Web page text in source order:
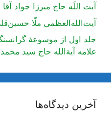
آیت اللَه حاج میرزا جواد
آیت‌الله‌العظمی ملّا
جلد اول از موسوعۀ
علامه آیة‌الله حاج سید
آخرین دیدگاه‌ها